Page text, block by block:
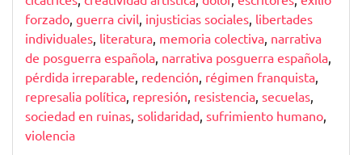
forzado, guerra civil, injusticias sociales, libertades
individuales, literatura, memoria colectiva, narrativa
de posguerra española, narrativa posguerra española,
pérdida irreparable, redención, régimen franquista,
represalia política, represión, resistencia, secuelas,
sociedad en ruinas, solidaridad, sufrimiento humano,
violencia